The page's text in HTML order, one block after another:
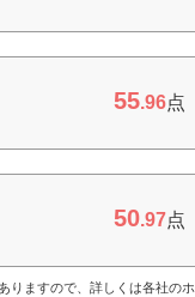
55.96点
50.97点
りますので、詳しくは各社のホ